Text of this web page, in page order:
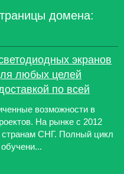
домена:
экранов
любых целей
по всей
возможности в
На рынке с 2012
странам СНГ. Полный цикл